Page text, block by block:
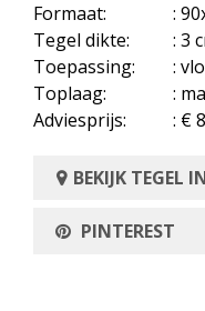
Formaat:
:
Tegel dikte:
: 3
Toepassing:
:
Toplaag:
:
Adviesprijs:
: €
BEKIJK TEGEL
PINTEREST